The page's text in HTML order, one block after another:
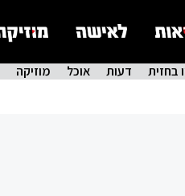
בחזית דעות אוכל מוזיקה